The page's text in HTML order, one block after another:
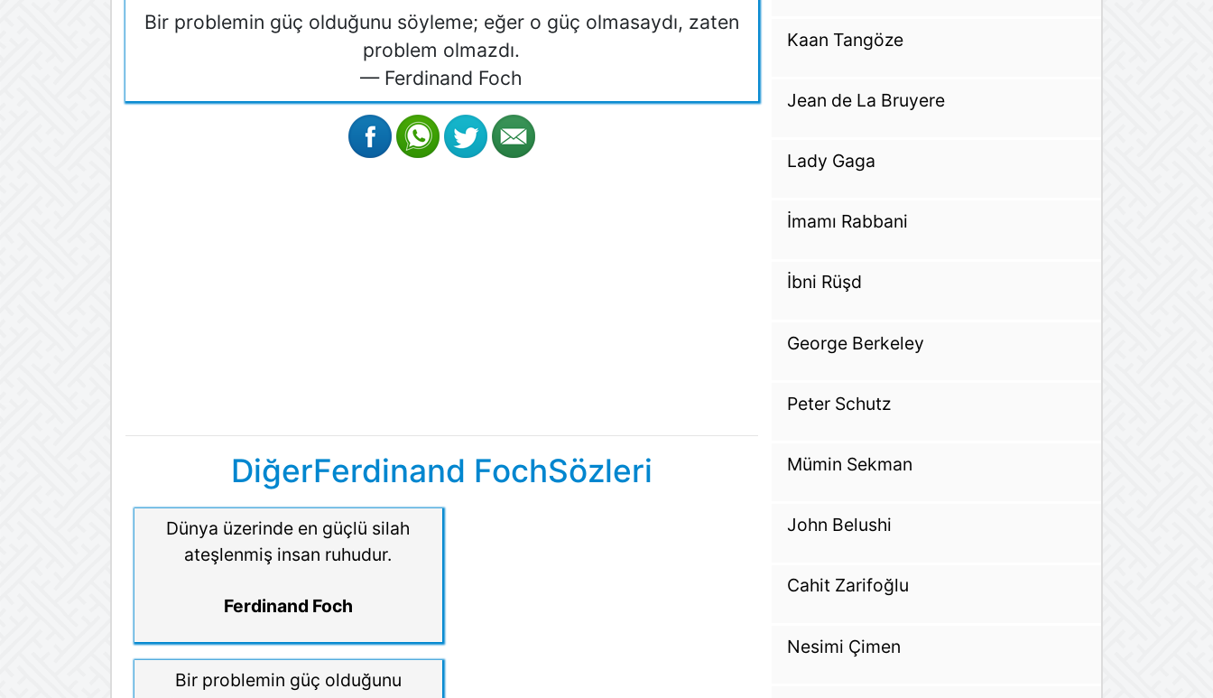
Bir problemin güç olduğunu söyleme; eğer o güç olmasaydı, zaten
problem olmazdı.
— Ferdinand Foch
DiğerFerdinand FochSözleri
Dünya üzerinde en güçlü silah
ateşlenmiş insan ruhudur.
Ferdinand Foch
Bir problemin güç olduğunu
Kaan Tangöze
Jean de La Bruyere
Lady Gaga
İmamı Rabbani
İbni Rüşd
George Berkeley
Peter Schutz
Mümin Sekman
John Belushi
Cahit Zarifoğlu
Nesimi Çimen